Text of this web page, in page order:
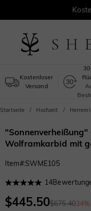
Kostenloser
Versand
Startseite Hochzeit
Wolframkarbid mit
Item#:SWME105
14
$445.50$675.40